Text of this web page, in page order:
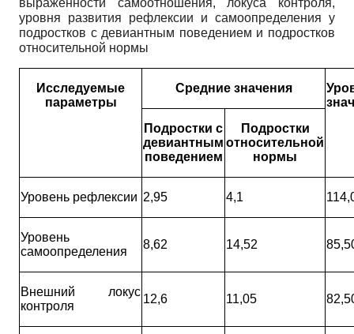
выраженности самоотношения, локуса контроля,
уровня развития рефлексии и самоопределения у
подростков с девиантным поведением и подростков
относительной нормы
Исследуемые
параметры
Средние значения
Подростки с
девиантным
поведением
Подростки
относительной
нормы
Уровень рефлексии 2,95 4,1
Уровень
самоопределения
8,62 14,52
Внешний локус
контроля
12,6 11,05